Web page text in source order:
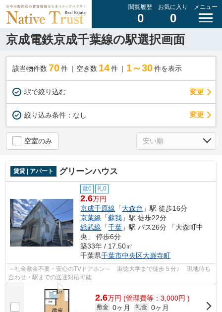
閲覧履歴
0
お気に入り
0
メニュー
京成電鉄京成千葉線の駅選択画面
該当物件数 70件 空き数 14 件 1～30 件を表示
駅で絞り込む 変更
絞り込み条件： なし 変更
空室のみ
賃貸 | アパート グリーンハウス
敷0 礼0
2.6万円
京成千原線 「大森台 」駅 徒歩16分
京葉線 「蘇我 」駅 徒歩22分
総武線 「千葉 」駅 バス26分 「大森町中
央」 停歩6分
築33年 / 17.50㎡
千葉県千葉市中央区大巌寺町
～礼金敷金不要・安心のTVドアホン～ 淑徳大学まで徒歩５分♪ 現地待ち
合わせ・駅までの送迎対応可能
2.6万円 (管理費等：3,000円 )
敷金 0ヶ月 礼金 0ヶ月